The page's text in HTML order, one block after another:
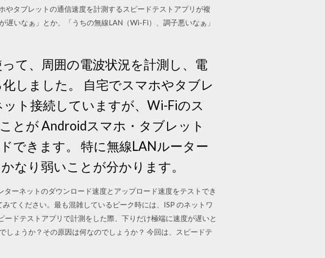
タブレットの通信速度を計測するスピードテストアプリが複
いなぁ」とか、「うちの無線LAN（Wi-Fi）、調子悪いなぁ」
て、周囲の電波状況を計測し、電
しました。 自宅でスマホやタブレ
ト接続していますが、Wi-Fiのス
とが Androidスマホ・タブレット
できます。 特に無線LANルーター
なり弱いことが分かります。
ーネットのダウンロード速度とアップロード速度をテストでき
てください。最も混雑しているピーク時には、ISP のネットワ
ドテストアプリで計測をした際、下りだけ極端に速度が遅いと
ょうか？その原因は何なのでしょうか？ 今回は、スピードテ